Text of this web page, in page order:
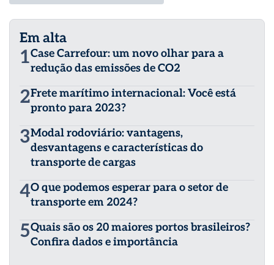
Em alta
1Case Carrefour: um novo olhar para a
redução das emissões de CO2
2Frete marítimo internacional: Você está
pronto para 2023?
3Modal rodoviário: vantagens,
desvantagens e características do
transporte de cargas
4O que podemos esperar para o setor de
transporte em 2024?
5Quais são os 20 maiores portos brasileiros?
Confira dados e importância